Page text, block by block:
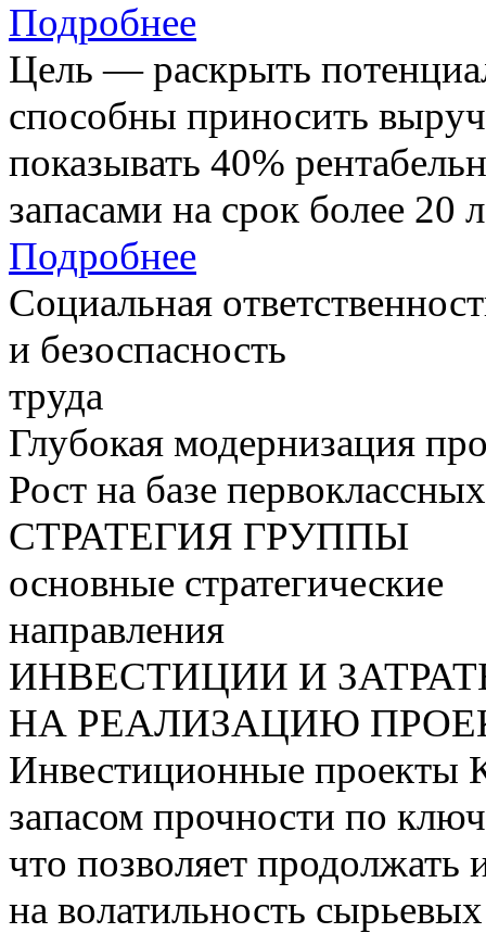
Подробнее
Цель — раскрыть
способны приносить
показывать 40%
запасами на срок более 20
Подробнее
Социальная
и безоспасность
труда
Глубокая модернизация
Рост на базе
СТРАТЕГИЯ ГРУППЫ
основные стратегические
направления
ИНВЕСТИЦИИ И
НА РЕАЛИЗАЦИЮ
Инвестиционные проекты
запасом прочности по
что позволяет продолжать
на волатильность